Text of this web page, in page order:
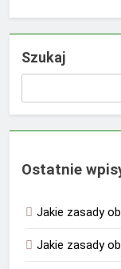
Szukaj
Ostatnie
Jakie zasady
Jakie zasady